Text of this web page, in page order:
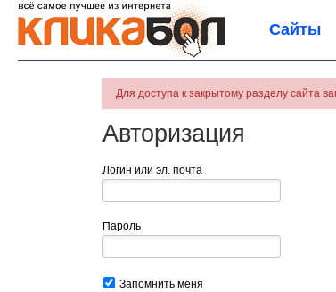
Сайты
Для доступа к закрытому разделу сайта
Авторизация
Логин или эл. почта
Пароль
Запомнить меня